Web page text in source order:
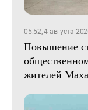
05:52, 4 августа
Повышение
жителей